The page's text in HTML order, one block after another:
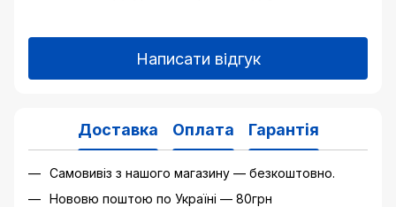
Написати відгук
Доставка Оплата Гарантія
Самовивіз з нашого магазину — безкоштовно.
Нововю поштою по Україні — 80грн